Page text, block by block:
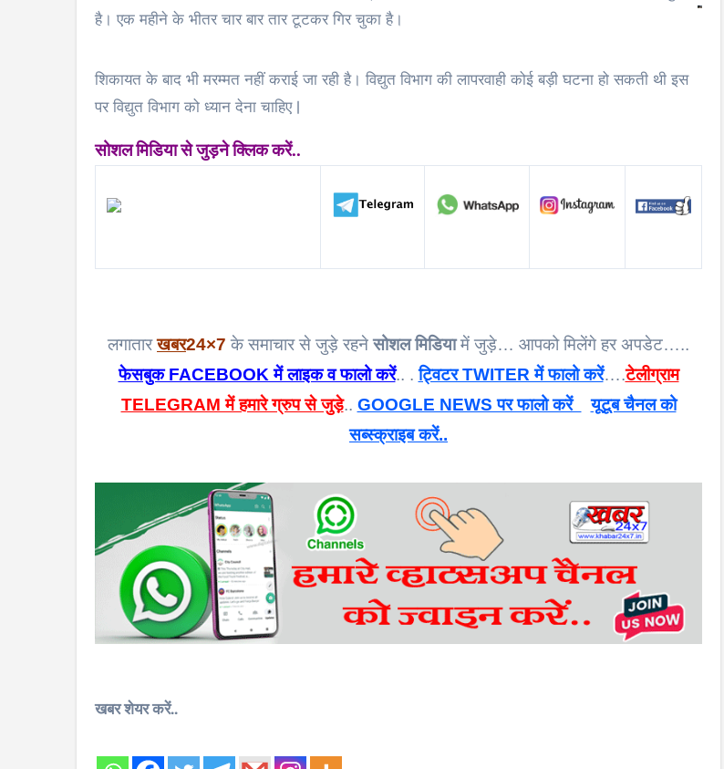
है। एक महीने के भीतर चार बार तार टूटकर गिर चुका है।
शिकायत के बाद भी मरम्मत नहीं कराई जा रही है। विद्युत विभाग की लापरवाही कोई बड़ी घटना हो सकती थी इस
पर विद्युत विभाग को ध्यान देना चाहिए |
सोशल मिडिया से जुड़ने क्लिक करें..
लगातारखबर24×7 के समाचार से जुड़े रहनेसोशल मिडियामें जुड़े… आपको मिलेंगे हर अपडेट…..
फेसबुक FACEBOOK में लाइक व फालो करें.. .ट्विटर TWITER में फालो करें….टेलीग्राम
TELEGRAM में हमारे ग्रुप से जुड़े.. GOOGLE NEWS पर फालो करें
यूटूब चैनल को
सब्स्क्राइब करें..
खबर शेयर करें..